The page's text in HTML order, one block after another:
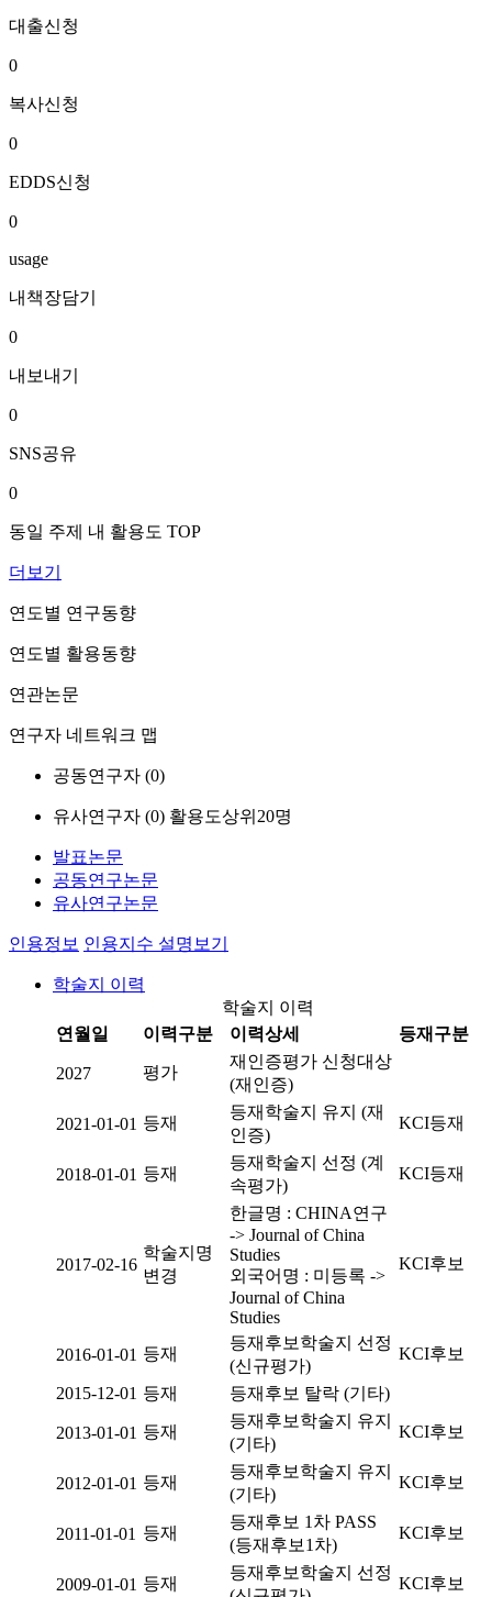
대출신청
0
복사신청
0
EDDS신청
0
usage
내책장담기
0
내보내기
0
SNS공유
0
동일 주제 내 활용도 TOP
더보기
연도별 연구동향
연도별 활용동향
연관논문
연구자 네트워크 맵
공동연구자 (0)
유사연구자 (0) 활용도상위20명
발표논문
공동연구논문
유사연구논문
인용정보 인용지수 설명보기
학술지 이력
학술지 이력
연월일
이력구분 이력상세 등재구분
2027 평가
재인증평가 신청대상
(재인증)
2021-01-01 등재
등재학술지 유지 (재
인증)
KCI등재
2018-01-01 등재
등재학술지 선정 (계
속평가)
KCI등재
2017-02-16
학술지명
변경
한글명 : CHINA연구
-> Journal of China
Studies
외국어명 : 미등록 ->
Journal of China
Studies
KCI후보
2016-01-01 등재
등재후보학술지 선정
(신규평가)
KCI후보
2015-12-01 등재 등재후보 탈락 (기타)
2013-01-01 등재
등재후보학술지 유지
(기타)
KCI후보
2012-01-01 등재
등재후보학술지 유지
(기타)
KCI후보
2011-01-01 등재
등재후보 1차 PASS
(등재후보1차)
KCI후보
2009-01-01 등재
등재후보학술지 선정
KCI후보